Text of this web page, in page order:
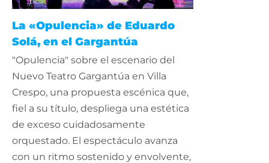
La «Opulencia» de Eduardo
Solá, en el Gargantúa
"Opulencia" sobre el escenario del
Nuevo Teatro Gargantúa en Villa
Crespo, una propuesta escénica que,
fiel a su título, despliega una estética
de exceso cuidadosamente
orquestado. El espectáculo avanza
con un ritmo sostenido y envolvente,